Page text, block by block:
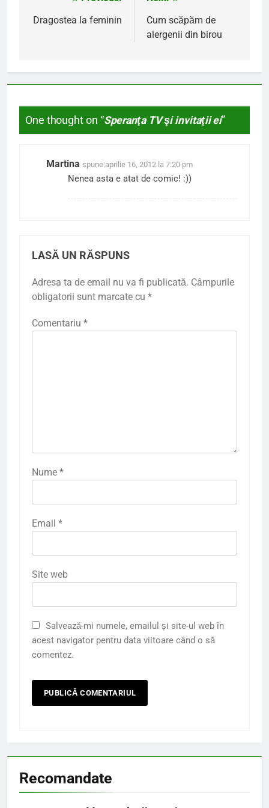
în
Dragostea la feminin
Cum scăpăm de
alergenii din birou
One thought on “Speranţa TV şi invitaţii ei”
Martina spune:aprilie 16, 2012 la 7:20 pm
Nenea asta e atat de comic! :))
LASĂ UN RĂSPUNS
Adresa ta de email nu va fi publicată. Câmpurile
obligatorii sunt marcate cu *
Comentariu *
Nume *
Email *
Site web
Salvează-mi numele, emailul și site-ul web în
acest navigator pentru data viitoare când o să
comentez.
Recomandate